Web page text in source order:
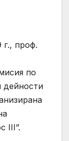
г., проф.
по
дейности
III”.